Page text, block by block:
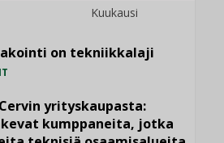
Kuukausi
on tekniikkalaji
yrityskaupasta:
kumppaneita, jotka